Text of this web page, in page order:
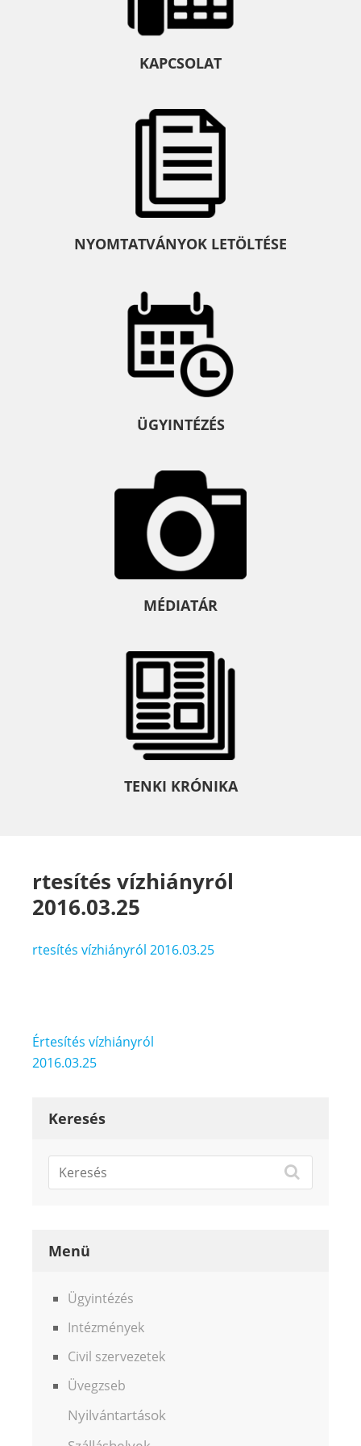
KAPCSOLAT
NYOMTATVÁNYOK LETÖLTÉSE
ÜGYINTÉZÉS
MÉDIATÁR
TENKI KRÓNIKA
rtesítés vízhiányról
2016.03.25
rtesítés vízhiányról 2016.03.25
Bejegyzés
navigáció
Értesítés vízhiányról
2016.03.25
Keresés
Menü
Ügyintézés
Intézmények
Civil szervezetek
Üvegzseb
Nyilvántartások